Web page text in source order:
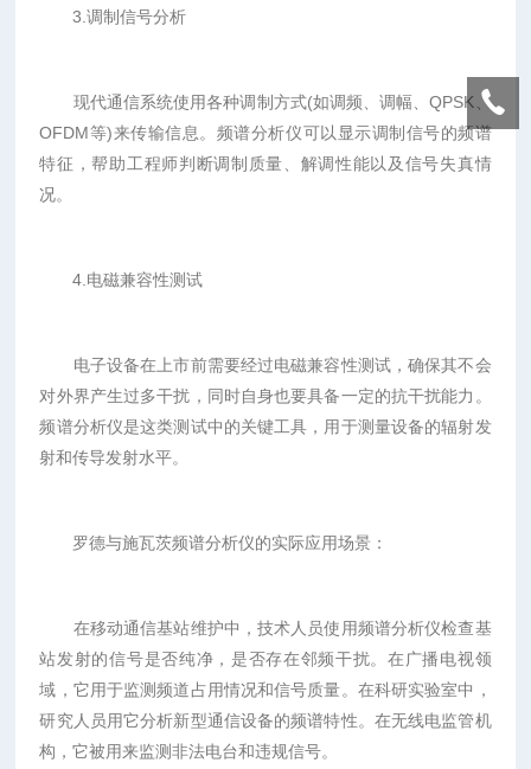
3.调制信号分析
现代通信系统使用各种调制方式(如调频、调幅、QPSK、
OFDM等)来传输信息。频谱分析仪可以显示调制信号的频谱
特征，帮助工程师判断调制质量、解调性能以及信号失真情
况。
4.电磁兼容性测试
电子设备在上市前需要经过电磁兼容性测试，确保其不会
对外界产生过多干扰，同时自身也要具备一定的抗干扰能力。
频谱分析仪是这类测试中的关键工具，用于测量设备的辐射发
射和传导发射水平。
罗德与施瓦茨频谱分析仪的实际应用场景：
在移动通信基站维护中，技术人员使用频谱分析仪检查基
站发射的信号是否纯净，是否存在邻频干扰。在广播电视领
域，它用于监测频道占用情况和信号质量。在科研实验室中，
研究人员用它分析新型通信设备的频谱特性。在无线电监管机
构，它被用来监测非法电台和违规信号。